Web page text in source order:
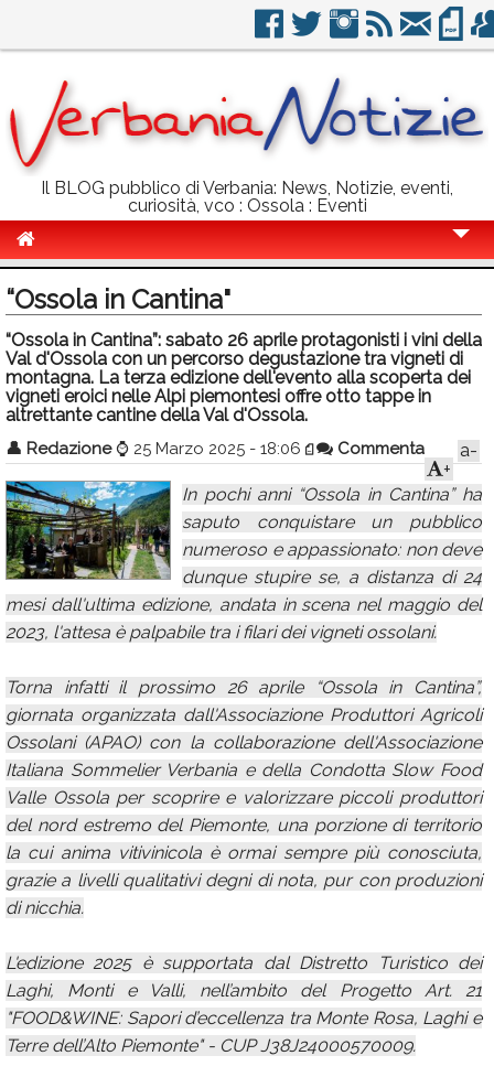
Il BLOG pubblico di Verbania: News, Notizie, eventi,
curiosità, vco : Ossola : Eventi
Politica
Sport
Eventi
Info Utili
Rubriche
Calendario
Annunci
“Ossola in Cantina"
“Ossola in Cantina”: sabato 26 aprile protagonisti i vini della
Val d'Ossola con un percorso degustazione tra vigneti di
montagna. La terza edizione dell'evento alla scoperta dei
vigneti eroici nelle Alpi piemontesi offre otto tappe in
altrettante cantine della Val d'Ossola.
👤 Redazione ⌚ 25 Marzo 2025 - 18:06 Commenta
a-
+
In pochi anni “Ossola in Cantina” ha
saputo conquistare un pubblico
numeroso e appassionato: non deve
dunque stupire se, a distanza di 24
mesi dall'ultima edizione, andata in scena nel maggio del
2023, l'attesa è palpabile tra i filari dei vigneti ossolani.
Torna infatti il prossimo 26 aprile “Ossola in Cantina”,
giornata organizzata dall'Associazione Produttori Agricoli
Ossolani (APAO) con la collaborazione dell'Associazione
Italiana Sommelier Verbania e della Condotta Slow Food
Valle Ossola per scoprire e valorizzare piccoli produttori
del nord estremo del Piemonte, una porzione di territorio
la cui anima vitivinicola è ormai sempre più conosciuta,
grazie a livelli qualitativi degni di nota, pur con produzioni
di nicchia.
L'edizione 2025 è supportata dal Distretto Turistico dei
Laghi, Monti e Valli, nell’ambito del Progetto Art. 21
"FOOD&WINE: Sapori d’eccellenza tra Monte Rosa, Laghi e
Terre dell’Alto Piemonte" - CUP J38J24000570009.